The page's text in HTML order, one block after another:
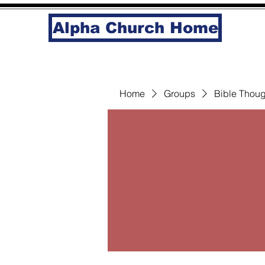
Home Groups Bible
Alpha Church Home